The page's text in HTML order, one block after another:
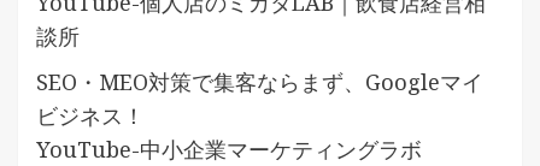
談所
SEO・MEO対策で集客ならまず、Googleマイ
ビジネス！
YouTube-中小企業マーケティングラボ